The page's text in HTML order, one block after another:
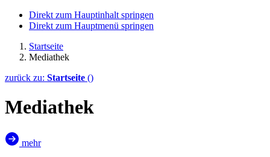
Direkt zum Hauptinhalt springen
Direkt zum Hauptmenü springen
Startseite
Mediathek
zurück zu: Startseite ()
Mediathek
mehr